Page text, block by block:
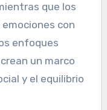
que los
con
enfoques
un marco
y el equilibrio